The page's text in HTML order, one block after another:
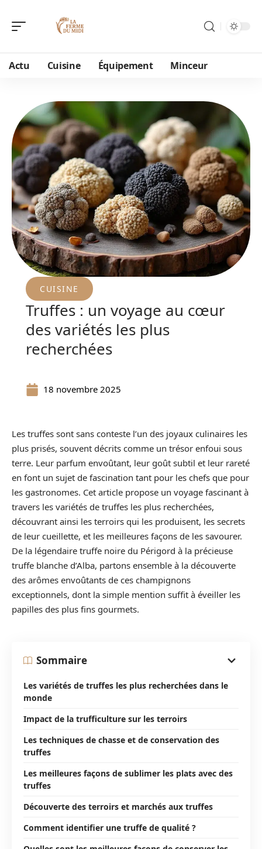
Actu Cuisine Équipement Minceur
CUISINE
Truffes : un voyage au cœur
des variétés les plus
recherchées
18 novembre 2025
Les truffes sont sans conteste l’un des joyaux culinaires les
plus prisés, souvent décrits comme un trésor enfoui sous
terre. Leur parfum envoûtant, leur goût subtil et leur rareté
en font un sujet de fascination tant pour les chefs que pour
les gastronomes. Cet article propose un voyage fascinant à
travers les variétés de truffes les plus recherchées,
découvrant ainsi les terroirs qui les produisent, les secrets
de leur cueillette, et les meilleures façons de les savourer.
De la légendaire truffe noire du Périgord à la précieuse
truffe blanche d’Alba, partons ensemble à la découverte
des arômes envoûtants de ces champignons
exceptionnels, dont la simple mention suffit à éveiller les
papilles des plus fins gourmets.
Sommaire
Les variétés de truffes les plus recherchées dans le
monde
Impact de la trufficulture sur les terroirs
Les techniques de chasse et de conservation des
truffes
Les meilleures façons de sublimer les plats avec des
truffes
Découverte des terroirs et marchés aux truffes
Comment identifier une truffe de qualité ?